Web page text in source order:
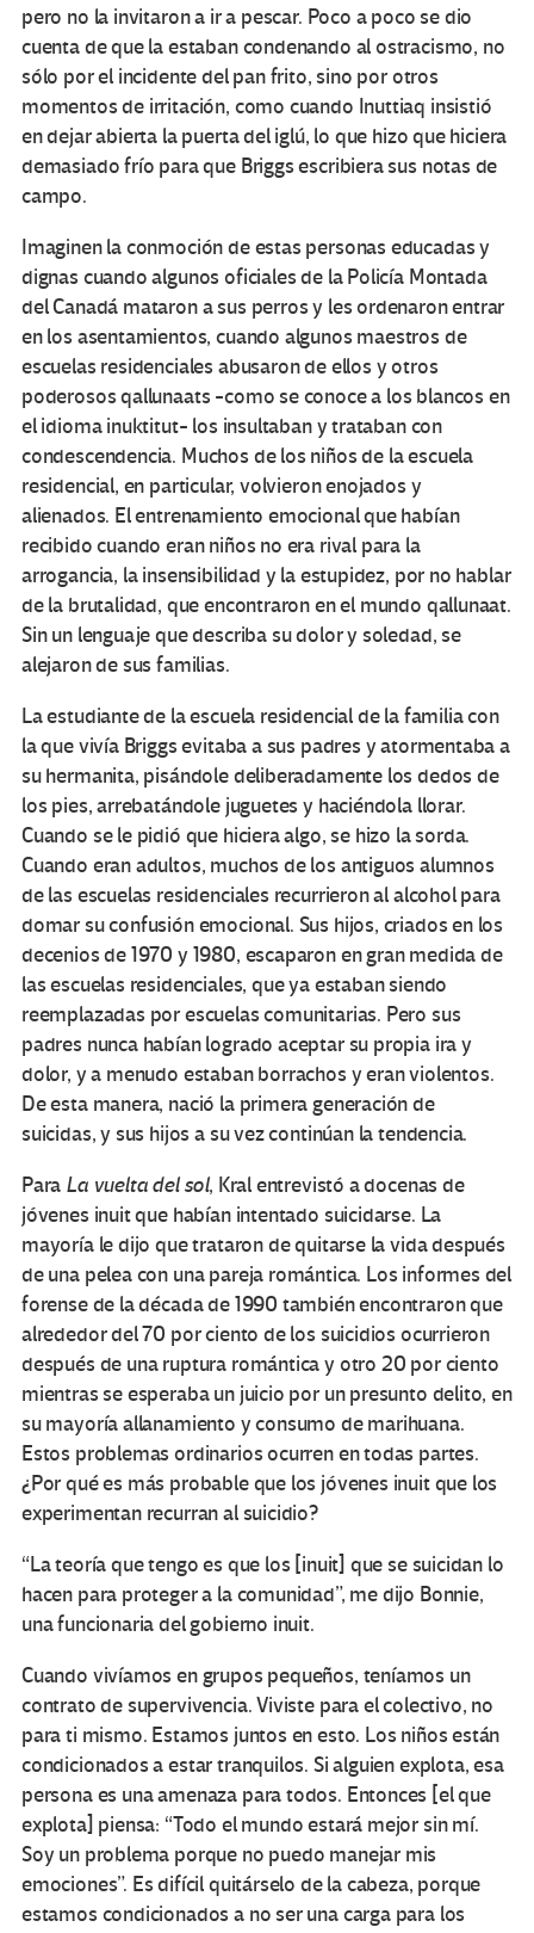
pero no la invitaron a ir a pescar. Poco a poco se dio
cuenta de que la estaban condenando al ostracismo, no
sólo por el incidente del pan frito, sino por otros
momentos de irritación, como cuando Inuttiaq insistió
en dejar abierta la puerta del iglú, lo que hizo que hiciera
demasiado frío para que Briggs escribiera sus notas de
campo.
Imaginen la conmoción de estas personas educadas y
dignas cuando algunos oficiales de la Policía Montada
del Canadá mataron a sus perros y les ordenaron entrar
en los asentamientos, cuando algunos maestros de
escuelas residenciales abusaron de ellos y otros
poderosos qallunaats -como se conoce a los blancos en
el idioma inuktitut- los insultaban y trataban con
condescendencia. Muchos de los niños de la escuela
residencial, en particular, volvieron enojados y
alienados. El entrenamiento emocional que habían
recibido cuando eran niños no era rival para la
arrogancia, la insensibilidad y la estupidez, por no hablar
de la brutalidad, que encontraron en el mundo qallunaat.
Sin un lenguaje que describa su dolor y soledad, se
alejaron de sus familias.
La estudiante de la escuela residencial de la familia con
la que vivía Briggs evitaba a sus padres y atormentaba a
su hermanita, pisándole deliberadamente los dedos de
los pies, arrebatándole juguetes y haciéndola llorar.
Cuando se le pidió que hiciera algo, se hizo la sorda.
Cuando eran adultos, muchos de los antiguos alumnos
de las escuelas residenciales recurrieron al alcohol para
domar su confusión emocional. Sus hijos, criados en los
decenios de 1970 y 1980, escaparon en gran medida de
las escuelas residenciales, que ya estaban siendo
reemplazadas por escuelas comunitarias. Pero sus
padres nunca habían logrado aceptar su propia ira y
dolor, y a menudo estaban borrachos y eran violentos.
De esta manera, nació la primera generación de
suicidas, y sus hijos a su vez continúan la tendencia.
Para La vuelta del sol, Kral entrevistó a docenas de
jóvenes inuit que habían intentado suicidarse. La
mayoría le dijo que trataron de quitarse la vida después
de una pelea con una pareja romántica. Los informes del
forense de la década de 1990 también encontraron que
alrededor del 70 por ciento de los suicidios ocurrieron
después de una ruptura romántica y otro 20 por ciento
mientras se esperaba un juicio por un presunto delito, en
su mayoría allanamiento y consumo de marihuana.
Estos problemas ordinarios ocurren en todas partes.
¿Por qué es más probable que los jóvenes inuit que los
experimentan recurran al suicidio?
“La teoría que tengo es que los [inuit] que se suicidan lo
hacen para proteger a la comunidad”, me dijo Bonnie,
una funcionaria del gobierno inuit.
Cuando vivíamos en grupos pequeños, teníamos un
contrato de supervivencia. Viviste para el colectivo, no
para ti mismo. Estamos juntos en esto. Los niños están
condicionados a estar tranquilos. Si alguien explota, esa
persona es una amenaza para todos. Entonces [el que
explota] piensa: “Todo el mundo estará mejor sin mí.
Soy un problema porque no puedo manejar mis
emociones”. Es difícil quitárselo de la cabeza, porque
estamos condicionados a no ser una carga para los